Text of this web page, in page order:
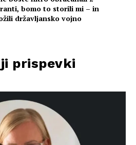
bomo to storili mi – in
državljansko vojno
prispevki